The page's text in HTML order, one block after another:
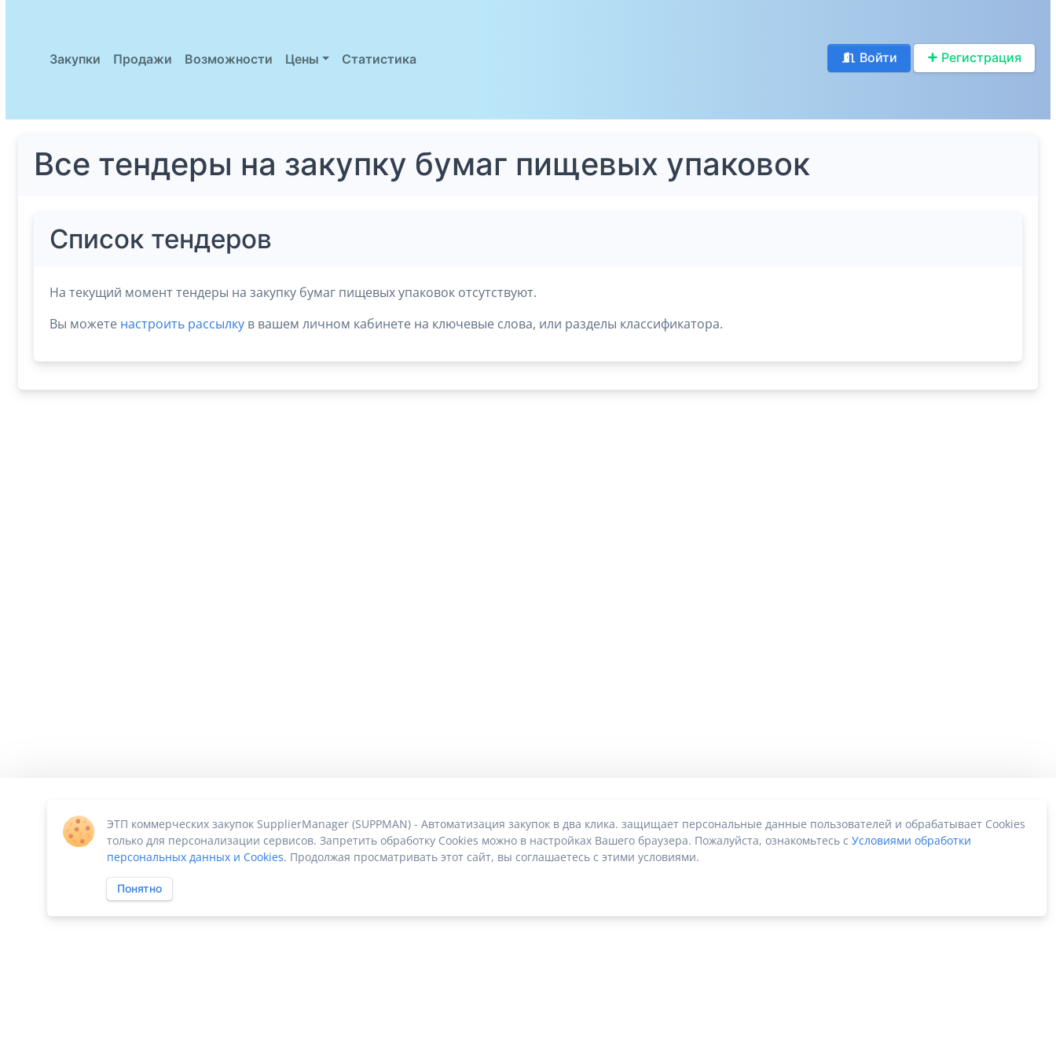
Закупки Продажи Возможности Цены Статистика Войти Регистрация
Все тендеры на закупку бумаг пищевых упаковок
Список тендеров
На текущий момент тендеры на закупку бумаг пищевых упаковок отсутствуют.
Вы можете настроить рассылкув вашем личном кабинете на ключевые слова, или разделы классификатора.
ЭТП коммерческих закупок SupplierManager (SUPPMAN) - Автоматизация закупок в два клика. защищает персональные данные пользователей и обрабатывает Cookies
только для персонализации сервисов. Запретить обработку Cookies можно в настройках Вашего браузера. Пожалуйста, ознакомьтесь с Условиями обработки
персональных данных и Cookies. Продолжая просматривать этот сайт, вы соглашаетесь с этими условиями.
Понятно